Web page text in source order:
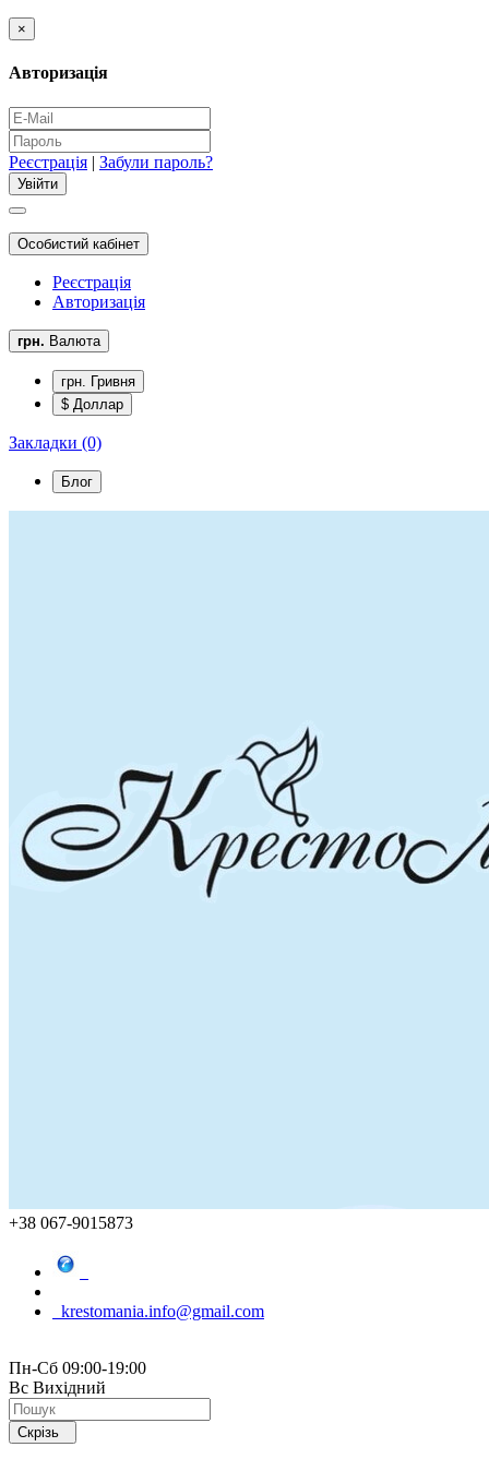
×
Авторизація
Реєстрація | Забули пароль?
Особистий кабінет
Реєстрація
Авторизація
грн. Валюта
грн. Гривня
$ Доллар
Закладки (0)
Блог
+38 067-9015873
krestomania.info@gmail.com
Пн-Сб 09:00-19:00
Вс Вихідний
Скрізь